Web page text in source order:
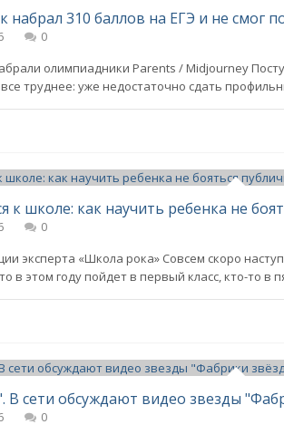
набрал 310 баллов на ЕГЭ и не смог
0
олимпиадники Parents / Midjourney
все труднее: уже недостаточно сдать
0
эксперта «Школа рока» Совсем скоро
в этом году пойдет в первый класс, кто-то в
0